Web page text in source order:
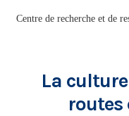
Centre de recherche et de
La
routes